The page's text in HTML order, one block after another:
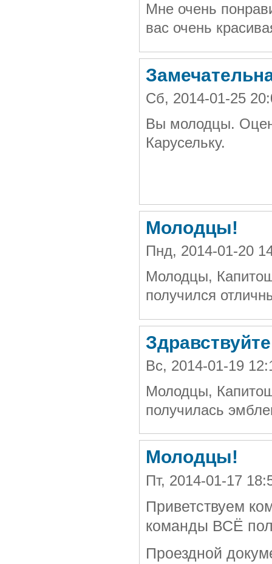
Мне очень
вас очень
Сб, 2014-01-25
Вы молодцы.
Карусельку.
Молодцы!
Пнд, 2014-01-20
Молодцы,
получился
Вс, 2014-01-19
Молодцы,
получилась
Молодцы!
Пт, 2014-01-17
Приветствуем
команды ВСЁ
Проездной